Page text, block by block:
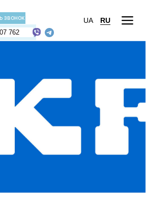
звонок
762
UA RU